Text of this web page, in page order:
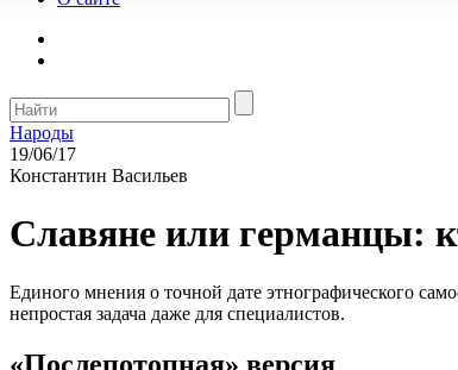
Народы
19/06/17
Константин Васильев
Славяне или германцы:
Единого мнения о точной дате этнографического
непростая задача даже для специалистов.
«Послепотопная» версия